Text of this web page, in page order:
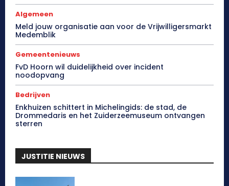
Algemeen
Meld jouw organisatie aan voor de Vrijwilligersmarkt
Medemblik
Gemeentenieuws
FvD Hoorn wil duidelijkheid over incident
noodopvang
Bedrijven
Enkhuizen schittert in Michelingids: de stad, de
Drommedaris en het Zuiderzeemuseum ontvangen
sterren
JUSTITIE NIEUWS